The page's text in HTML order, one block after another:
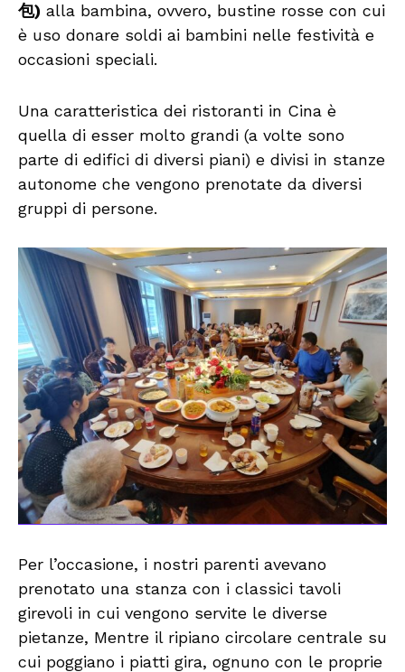
包) alla bambina, ovvero, bustine rosse con cui
è uso donare soldi ai bambini nelle festività e
occasioni speciali.
Una caratteristica dei ristoranti in Cina è
quella di esser molto grandi (a volte sono
parte di edifici di diversi piani) e divisi in stanze
autonome che vengono prenotate da diversi
gruppi di persone.
Per l’occasione, i nostri parenti avevano
prenotato una stanza con i classici tavoli
girevoli in cui vengono servite le diverse
pietanze, Mentre il ripiano circolare centrale su
cui poggiano i piatti gira, ognuno con le proprie